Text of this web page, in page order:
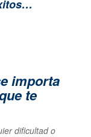
importa
te
dificultad o